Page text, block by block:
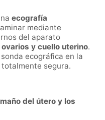
ecografía
mediante
del aparato
ovarios y cuello uterino.
ecográfica en la
segura.
del útero y los